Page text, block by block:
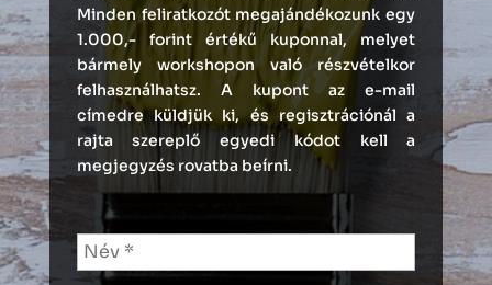
Minden feliratkozót megajándékozunk egy
1.000,- forint értékű kuponnal, melyet
bármely workshopon való részvételkor
felhasználhatsz. A kupont az e-mail
címedre küldjük ki, és regisztrációnál a
rajta szereplő egyedi kódot kell a
megjegyzés rovatba beírni.